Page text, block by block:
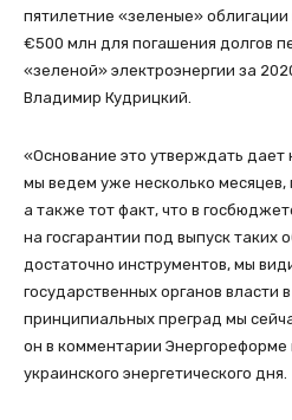
пятилетние «зеленые»
€500 млн для погашения долгов
«зеленой» электроэнергии за
Владимир Кудрицкий.
«Основание это утверждать дает
мы ведем уже несколько месяцев,
а также тот факт, что в
на госгарантии под выпуск таких
достаточно инструментов, мы
государственных органов власти
принципиальных преград мы
он в комментарии Энергореформе
украинского энергетического дня.